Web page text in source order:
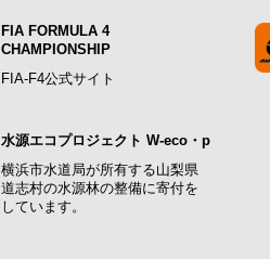
FIA FORMULA 4
CHAMPIONSHIP
FIA-F4公式サイト
水源エコプロジェクト W-eco・p
横浜市水道局が所有する山梨県
道志村の水源林の整備に寄付を
しています。